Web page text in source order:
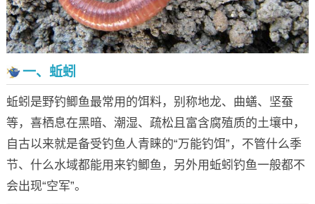
一、蚯蚓
蚯蚓是野钓鲫鱼最常用的饵料，别称地龙、曲蟮、坚蚕
等，喜栖息在黑暗、潮湿、疏松且富含腐殖质的土壤中，
自古以来就是备受钓鱼人青睐的“万能钓饵”，不管什么季
节、什么水域都能用来钓鲫鱼，另外用蚯蚓钓鱼一般都不
会出现“空军”。